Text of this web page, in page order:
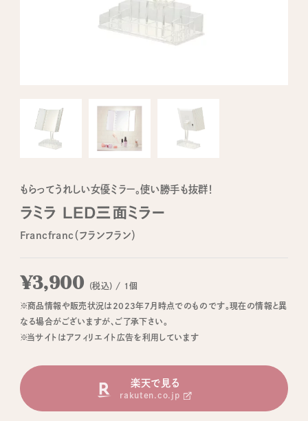
もらってうれしい女優ミラー。使い勝手も抜群！
ラミラ LED三面ミラー
Francfranc（フランフラン）
¥3,900 (税込) / 1個
※商品情報や販売状況は2023年7月時点でのものです。現在の情報と異
なる場合がございますが、ご了承下さい。
※当サイトはアフィリエイト広告を利用しています
楽天で見る
rakuten.co.jp